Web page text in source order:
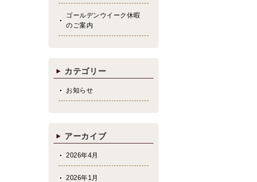
ゴールデンウイーク休暇
のご案内
カテゴリー
お知らせ
アーカイブ
2026年4月
2026年1月